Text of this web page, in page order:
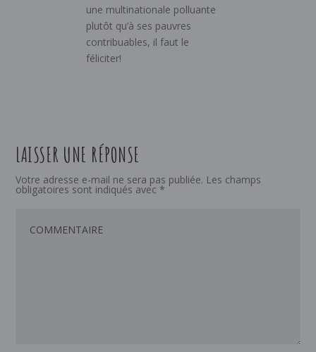
une multinationale polluante
plutôt qu’à ses pauvres
contribuables, il faut le
féliciter!
LAISSER UNE RÉPONSE
Votre adresse e-mail ne sera pas publiée. Les champs
obligatoires sont indiqués avec *